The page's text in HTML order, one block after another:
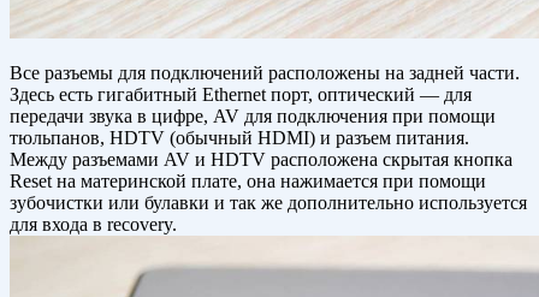
Все разъемы для подключений расположены на задней части.
Здесь есть гигабитный Ethernet порт, оптический — для
передачи звука в цифре, AV для подключения при помощи
тюльпанов, HDTV (обычный HDMI) и разъем питания.
Между разъемами AV и HDTV расположена скрытая кнопка
Reset на материнской плате, она нажимается при помощи
зубочистки или булавки и так же дополнительно используется
для входа в recovery.